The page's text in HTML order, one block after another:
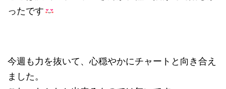
ったです
今週も力を抜いて、心穏やかにチャートと向き合え
ました。